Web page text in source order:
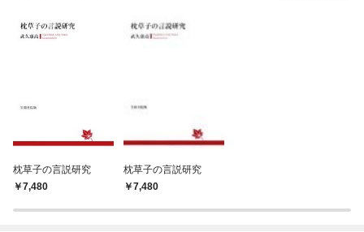
枕草子の言説研究
7,480
枕草子の言説研究
7,480